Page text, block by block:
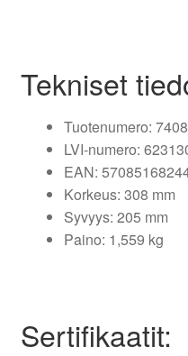
Tekniset
Tuotenumero:
LVI-numero:
EAN:
Korkeus: 308 mm
Syvyys: 205 mm
Paino: 1,559 kg
Sertifikaatit: